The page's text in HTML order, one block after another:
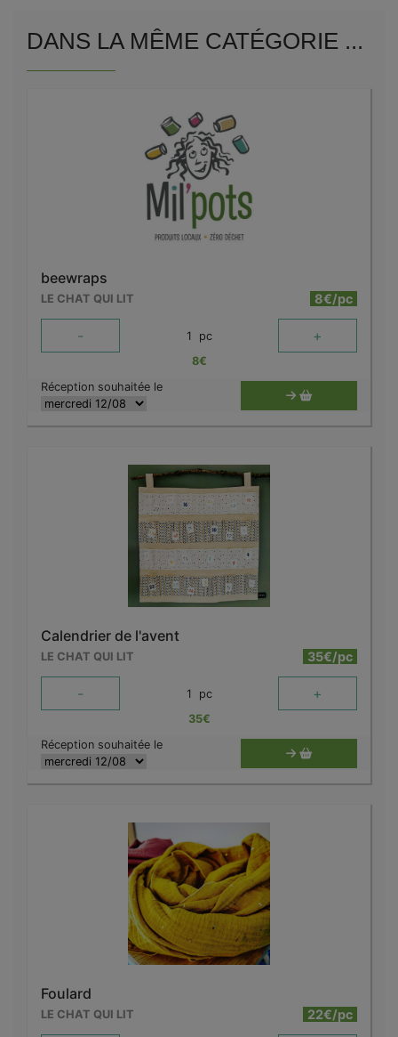
DANS LA MÊME CATÉGORIE ...
beewraps
LE CHAT QUI LIT 8€/pc
- 1 pc +
8€
Réception souhaitée le
Calendrier de l'avent
LE CHAT QUI LIT 35€/pc
- 1 pc +
35€
Réception souhaitée le
Foulard
LE CHAT QUI LIT 22€/pc